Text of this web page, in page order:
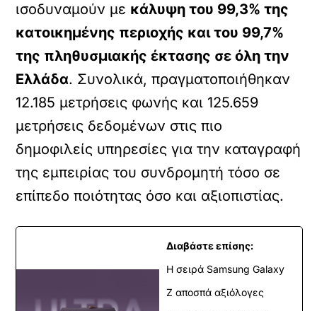
ισοδυναμούν με κάλυψη του 99,3% της
κατοικημένης περιοχής και του 99,7%
της πληθυσμιακής έκτασης σε όλη την
Ελλάδα. Συνολικά, πραγματοποιήθηκαν
12.185 μετρήσεις φωνής και 125.659
μετρήσεις δεδομένων στις πιο
δημοφιλείς υπηρεσίες για την καταγραφή
της εμπειρίας του συνδρομητή τόσο σε
επίπεδο ποιότητας όσο και αξιοπιστίας.
Διαβάστε επίσης:
Η σειρά Samsung Galaxy
Z αποσπά αξιόλογες